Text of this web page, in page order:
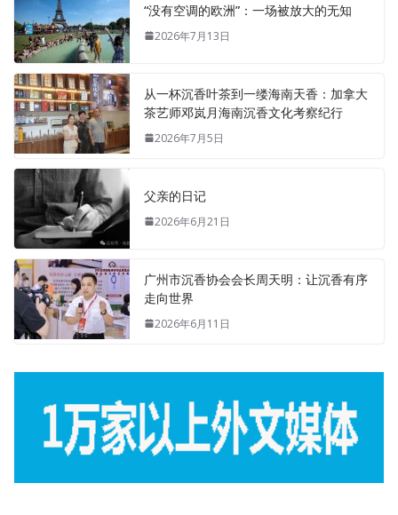
“没有空调的欧洲”：一场被放大的无知
2026年7月13日
从一杯沉香叶茶到一缕海南天香：加拿大
茶艺师邓岚月海南沉香文化考察纪行
2026年7月5日
父亲的日记
2026年6月21日
广州市沉香协会会长周天明：让沉香有序
走向世界
2026年6月11日